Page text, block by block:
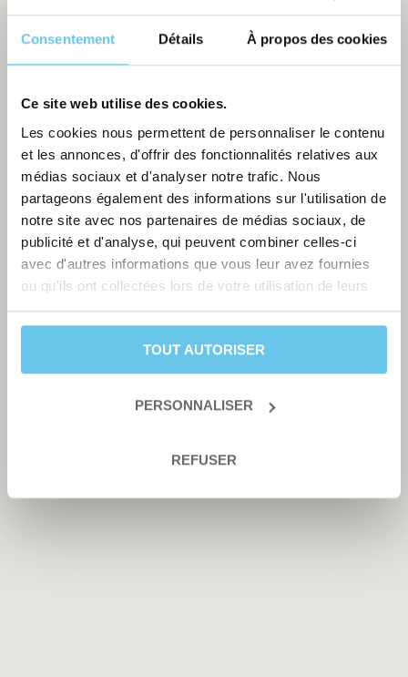
Consentement Détails À propos des cookies
Ce site web utilise des cookies.
Les cookies nous permettent de personnaliser le contenu
et les annonces, d'offrir des fonctionnalités relatives aux
médias sociaux et d'analyser notre trafic. Nous
partageons également des informations sur l'utilisation de
notre site avec nos partenaires de médias sociaux, de
publicité et d'analyse, qui peuvent combiner celles-ci
avec d'autres informations que vous leur avez fournies
ou qu'ils ont collectées lors de votre utilisation de leurs
services.
TOUT AUTORISER
PERSONNALISER
REFUSER